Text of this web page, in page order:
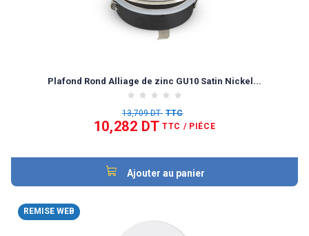
Plafond Rond Alliage de zinc GU10 Satin Nickel...
13,709 DT TTC
10,282 DT TTC / PIÉCE
Ajouter au panier
REMISE WEB